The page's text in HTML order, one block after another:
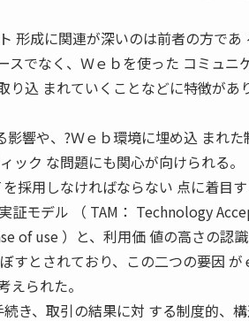
形成に関連が深いのは前者の方であ
スでなく、Ｗｅｂを使った コミュニ
り込 まれていくことなどに特徴があ
響や、?Ｗｅｂ環境に埋め込 まれた
ク な問題にも関心が向けられる。
採用しなければならない 点に着目す
証モデル （ TAM： Technology
of use ）と、利用価 値の高さの認
すとされており、この二つの要因 が
られた。
き、取引の結果に対 する制度的、